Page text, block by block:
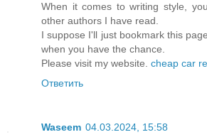
When it comes to writing style,
other authors I have read.
I suppose I'll just bookmark this
when you have the chance.
Please visit my website. cheap car
Ответить
Waseem 04.03.2024, 15:58